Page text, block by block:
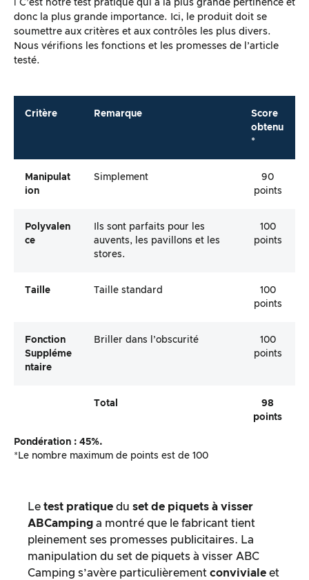
ℹ️ C’est notre test pratique qui a la plus grande pertinence et
donc la plus grande importance. Ici, le produit doit se
soumettre aux critères et aux contrôles les plus divers.
Nous vérifions les fonctions et les promesses de l’article
testé.
Critère Remarque
Score
obtenu
*
Manipulat
Ion
Simplement
90
points
Polyvalen
Ce
Ils sont parfaits pour les
auvents, les pavillons et les
stores.
100
points
Taille Taille standard
100
points
Fonction
Suppléme
Ntaire
Briller dans l’obscurité
100
points
Total
98
points
Pondération : 45%.
*Le nombre maximum de points est de 100
Le test pratique du set de piquets à visser
ABCamping a montré que le fabricant tient
pleinement ses promesses publicitaires. La
manipulation du set de piquets à visser ABC
Camping s’avère particulièrement conviviale et